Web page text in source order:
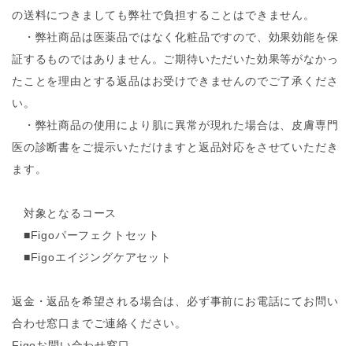
の送料につきましても弊社で負担することはできません。
・弊社商品は医薬品ではなく化粧品ですので、効果効能を保
証するものではありません。ご期待いただいた効果等がなかっ
たことを理由とする返品はお受けできませんのでご了承くださ
い。
・弊社商品の使用により肌に異常が現れた場合は、皮膚専門
医の診断書をご提示いただけますと返品対応をさせていただき
ます。
対象となるコース
■Figoパーフェクトセット
■Figoエイジングケアセット
返金・返品を希望される場合は、必ず事前にお電話にてお問い
合わせ窓口までご連絡ください。